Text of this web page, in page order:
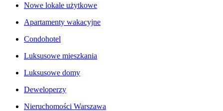
Nowe lokale użytkowe
Apartamenty wakacyjne
Condohotel
Luksusowe mieszkania
Luksusowe domy
Deweloperzy
Nieruchomości Warszawa